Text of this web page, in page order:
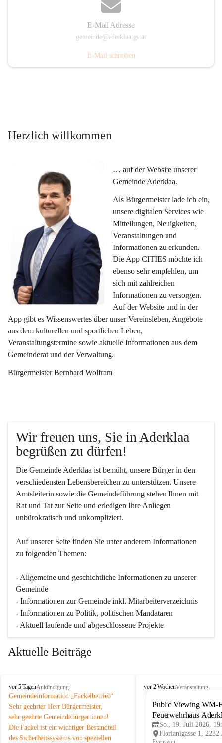
E-Mail Adresse
gemeinde@aderklaa.gv.at
E-Mail schreiben
Herzlich willkommen
… auf der Website unserer
Gemeinde Aderklaa.
Als Bürgermeister lade ich ein,
unsere digitalen Services wie
Mitteilungen, Neuigkeiten,
Veranstaltungen und
Informationen zu erkunden.
Die App CITIES möchte ich
ebenso sehr empfehlen, um
sich mit zahlreichen
Informationen zu versorgen.
Auf der Website und in der
App gibt es Wissenswertes über unser Vereinsleben, Angebote
aus dem kulturellen und sportlichen Leben,
Veranstaltungstermine sowie aktuelle Informationen aus dem
Gemeinderat und der Verwaltung.
Bürgermeister Bernhard Wolfram
Wir freuen uns, Sie in Aderklaa
begrüßen zu dürfen!
Die Gemeinde Aderklaa ist bemüht, unsere Bürger in den
verschiedensten Lebensbereichen zu unterstützen. Unsere
Amtsleiterin sowie die Gemeindeführung stehen Ihnen mit
Rat und Tat zur Seite und erledigen Ihre Anliegen
unbürokratisch und unkompliziert.
Auf unserer Seite finden Sie un­ter an­de­rem Informationen
zu folgenden Themen:
- Allgemeine und geschichtliche Informationen zu unserer
Gemeinde
- Informationen zur Gemeinde inkl. Mitarbeiterverzeichnis
- Informationen zu Politik, politischen Mandataren
- Aktuell laufende und abgeschlossene Projekte
Aktuelle Beiträge
A
d
e
r
k
l
a
vor 5 TagenAnkündigung
Gemeindeinformation „Fackelbetrieb“
Sehr geehrter Herr Bürgermeister,
sehr geehrte Gemeindebürger:innen!
Die Fackel ist ein wichtiger Bestandteil
des Sicherheitssystems von speziellen
A
vor 2 WochenVeranstaltung
Public Viewing WM-
Feuerwehrhaus
So., 19. Juli 2026,
Event von